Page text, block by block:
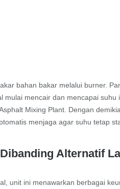
bahan bakar melalui burner.
mulai mencair dan mencapai
Mixing Plant. Dengan
menjaga agar suhu tetap
Alternatif
unit ini menawarkan berbagai